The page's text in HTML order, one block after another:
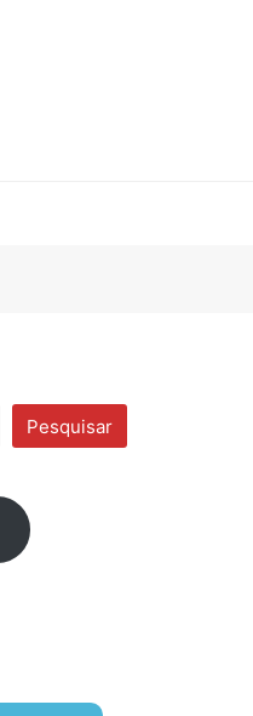
Pesquisar